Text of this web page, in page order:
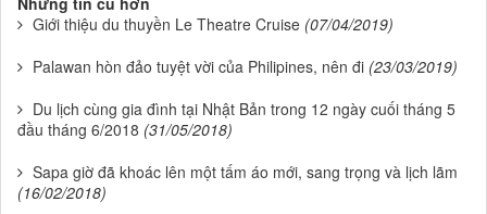
Giới thiệu du thuyền Le Theatre Cruise (07/04/2019)
Palawan hòn đảo tuyệt vời của Philipines, nên đi (23/03/2019)
Du lịch cùng gia đình tại Nhật Bản trong 12 ngày cuối tháng 5
đầu tháng 6/2018 (31/05/2018)
Sapa giờ đã khoác lên một tấm áo mới, sang trọng và lịch lãm
(16/02/2018)